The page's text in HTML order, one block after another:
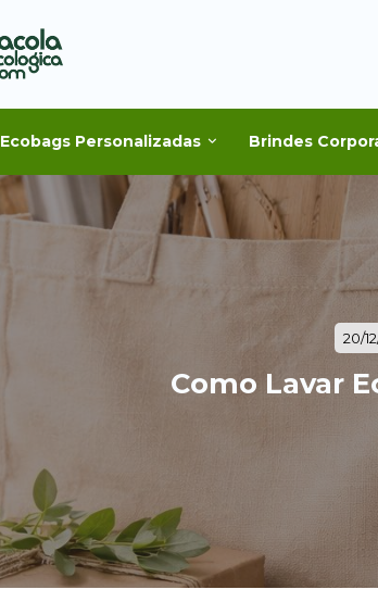
Ecobags Personalizadas Brindes
20/
Como Lavar